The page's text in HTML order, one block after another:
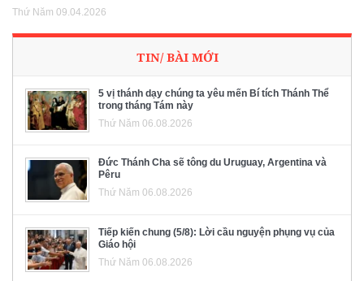
Thứ Năm 09.04.2026
TIN/ BÀI MỚI
5 vị thánh dạy chúng ta yêu mến Bí tích Thánh Thể
trong tháng Tám này
Thứ Năm 06.08.2026
Đức Thánh Cha sẽ tông du Uruguay, Argentina và
Pêru
Thứ Năm 06.08.2026
Tiếp kiến chung (5/8): Lời cầu nguyện phụng vụ của
Giáo hội
Thứ Năm 06.08.2026